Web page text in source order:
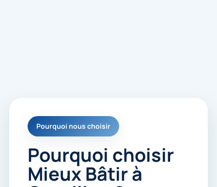
Pourquoi nous choisir
Pourquoi choisir
Mieux Bâtir à